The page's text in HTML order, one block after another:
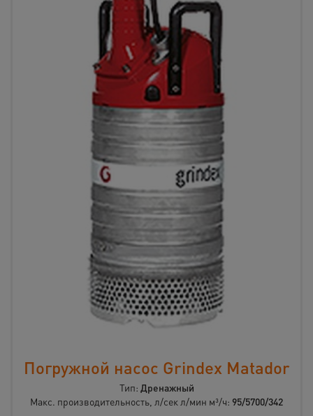
Погружной насос Grindex Matador
Тип: Дренажный
Макс. производительность, л/сек л/мин м³/ч: 95/5700/342